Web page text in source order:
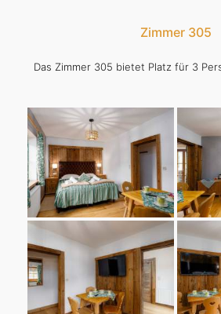
Zimmer 305
Das Zimmer 305 bietet Platz für 3